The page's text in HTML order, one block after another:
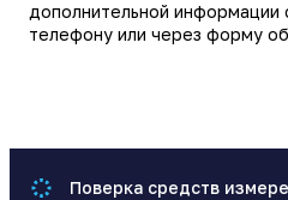
дополнительной информации
телефону или через форму
Поверка средств